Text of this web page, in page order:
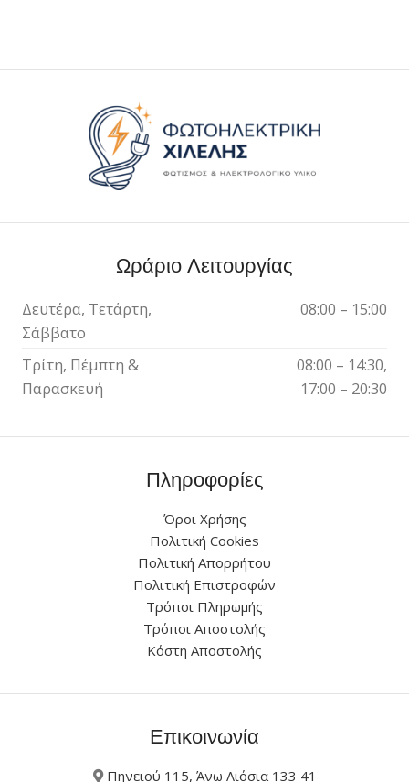
Ωράριο Λειτουργίας
Δευτέρα, Τετάρτη,
Σάββατο
08:00 – 15:00
Τρίτη, Πέμπτη &
Παρασκευή
08:00 – 14:30,
17:00 – 20:30
Πληροφορίες
Όροι Χρήσης
Πολιτική Cookies
Πολιτική Απορρήτου
Πολιτική Επιστροφών
Τρόποι Πληρωμής
Τρόποι Αποστολής
Κόστη Αποστολής
Επικοινωνία
Πηνειού 115, Άνω Λιόσια 133 41